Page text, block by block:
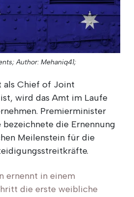
Author: Mehaniq41;
als Chief of Joint
wird das Amt im Laufe
Premierminister
bezeichnete die Ernennung
Meilenstein für die
in einem
die erste weibliche